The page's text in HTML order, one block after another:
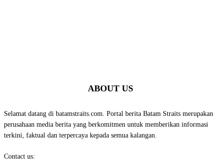
ABOUT US
Selamat datang di batamstraits.com. Portal berita Batam Straits merupakan
perusahaan media berita yang berkomitmen untuk memberikan informasi
terkini, faktual dan terpercaya kepada semua kalangan.
Contact us: